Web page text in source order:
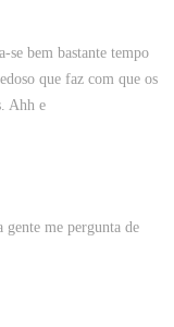
se bem bastante tempo
que faz com que os
Ahh e
me pergunta de